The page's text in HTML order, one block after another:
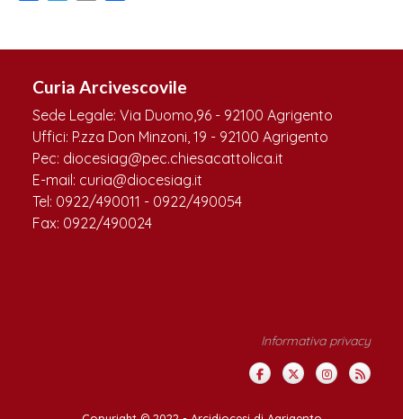
Curia Arcivescovile
Sede Legale: Via Duomo,96 - 92100 Agrigento
Uffici: P.zza Don Minzoni, 19 - 92100 Agrigento
Pec: diocesiag@pec.chiesacattolica.it
E-mail: curia@diocesiag.it
Tel: 0922/490011 - 0922/490054
Fax: 0922/490024
Informativa privacy